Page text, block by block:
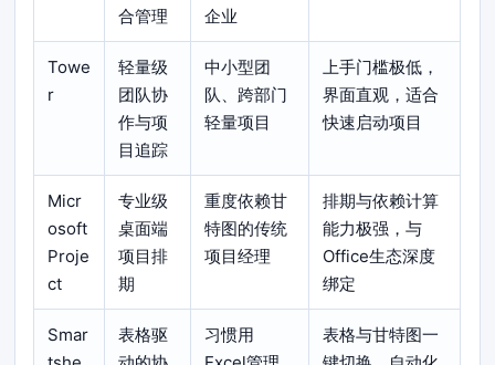
合管理
企业
Towe
r
轻量级
团队协
作与项
目追踪
中小型团
队、跨部门
轻量项目
上手门槛极低，
界面直观，适合
快速启动项目
Micr
osoft
Proje
ct
专业级
桌面端
项目排
期
重度依赖甘
特图的传统
项目经理
排期与依赖计算
能力极强，与
Office生态深度
绑定
Smar
表格驱
习惯用
表格与甘特图一